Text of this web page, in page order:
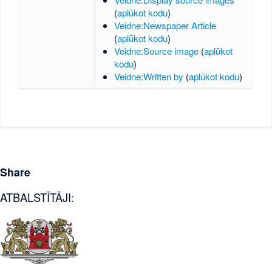
(aplūkot kodu)
Veidne:Newspaper Article
(aplūkot kodu)
Veidne:Source image (aplūkot
kodu)
Veidne:Written by (aplūkot kodu)
Share
ATBALSTĪTĀJI: